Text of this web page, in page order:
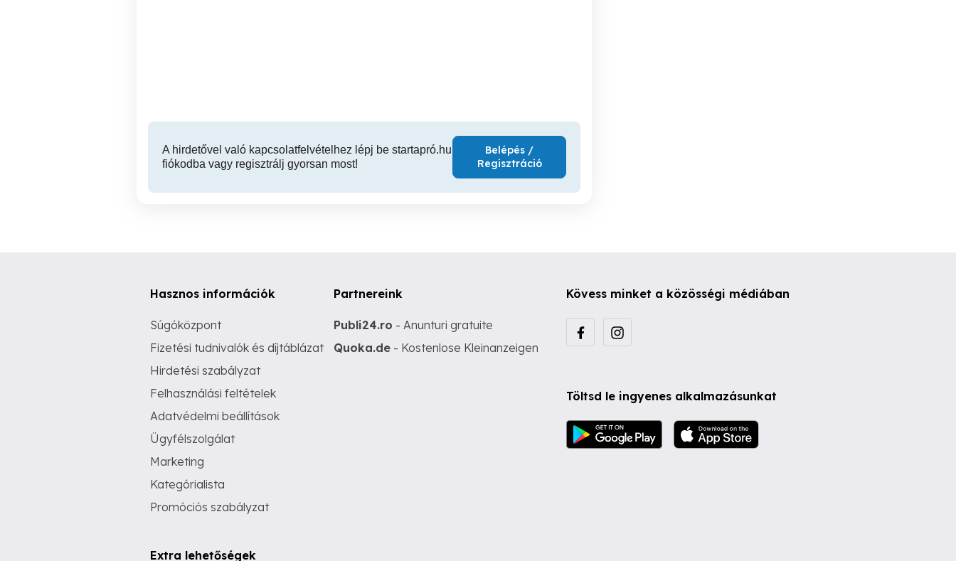
A hirdetővel való kapcsolatfelvételhez lépj be startapró.hu
fiókodba vagy regisztrálj gyorsan most!
Belépés /
Regisztráció
Hasznos információk
Súgóközpont
Fizetési tudnivalók és díjtáblázat
Hirdetési szabályzat
Felhasználási feltételek
Adatvédelmi beállítások
Ügyfélszolgálat
Marketing
Kategórialista
Promóciós szabályzat
Extra lehetőségek
Partnereink
Publi24.ro - Anunturi gratuite
Quoka.de - Kostenlose Kleinanzeigen
Kövess minket a közösségi médiában
Töltsd le ingyenes alkalmazásunkat